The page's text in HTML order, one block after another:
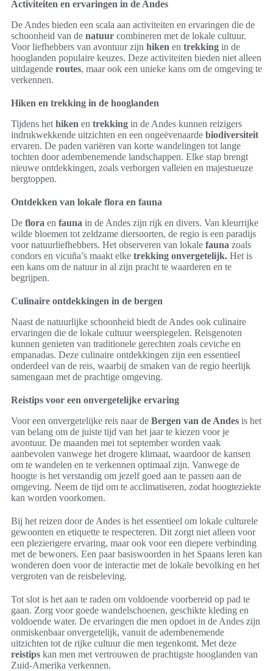
Activiteiten en ervaringen in de Andes
De Andes bieden een scala aan activiteiten en ervaringen die de
schoonheid van de natuur combineren met de lokale cultuur.
Voor liefhebbers van avontuur zijn hiken en trekking in de
hooglanden populaire keuzes. Deze activiteiten bieden niet alleen
uitdagende routes, maar ook een unieke kans om de omgeving te
verkennen.
Hiken en trekking in de hooglanden
Tijdens het hiken en trekking in de Andes kunnen reizigers
indrukwekkende uitzichten en een ongeëvenaarde biodiversiteit
ervaren. De paden variëren van korte wandelingen tot lange
tochten door adembenemende landschappen. Elke stap brengt
nieuwe ontdekkingen, zoals verborgen valleien en majestueuze
bergtoppen.
Ontdekken van lokale flora en fauna
De flora en fauna in de Andes zijn rijk en divers. Van kleurrijke
wilde bloemen tot zeldzame diersoorten, de regio is een paradijs
voor natuurliefhebbers. Het observeren van lokale fauna zoals
condors en vicuña’s maakt elke trekking onvergetelijk. Het is
een kans om de natuur in al zijn pracht te waarderen en te
begrijpen.
Culinaire ontdekkingen in de bergen
Naast de natuurlijke schoonheid biedt de Andes ook culinaire
ervaringen die de lokale cultuur weerspiegelen. Reisgenoten
kunnen genieten van traditionele gerechten zoals ceviche en
empanadas. Deze culinaire ontdekkingen zijn een essentieel
onderdeel van de reis, waarbij de smaken van de regio heerlijk
samengaan met de prachtige omgeving.
Reistips voor een onvergetelijke ervaring
Voor een onvergetelijke reis naar de Bergen van de Andes is het
van belang om de juiste tijd van het jaar te kiezen voor je
avontuur. De maanden mei tot september worden vaak
aanbevolen vanwege het drogere klimaat, waardoor de kansen
om te wandelen en te verkennen optimaal zijn. Vanwege de
hoogte is het verstandig om jezelf goed aan te passen aan de
omgeving. Neem de tijd om te acclimatiseren, zodat hoogteziekte
kan worden voorkomen.
Bij het reizen door de Andes is het essentieel om lokale culturele
gewoonten en etiquette te respecteren. Dit zorgt niet alleen voor
een plezierigere ervaring, maar ook voor een diepere verbinding
met de bewoners. Een paar basiswoorden in het Spaans leren kan
wonderen doen voor de interactie met de lokale bevolking en het
vergroten van de reisbeleving.
Tot slot is het aan te raden om voldoende voorbereid op pad te
gaan. Zorg voor goede wandelschoenen, geschikte kleding en
voldoende water. De ervaringen die men opdoet in de Andes zijn
onmiskenbaar onvergetelijk, vanuit de adembenemende
uitzichten tot de rijke cultuur die men tegenkomt. Met deze
reistips kan men met vertrouwen de prachtigste hooglanden van
Zuid-Amerika verkennen.